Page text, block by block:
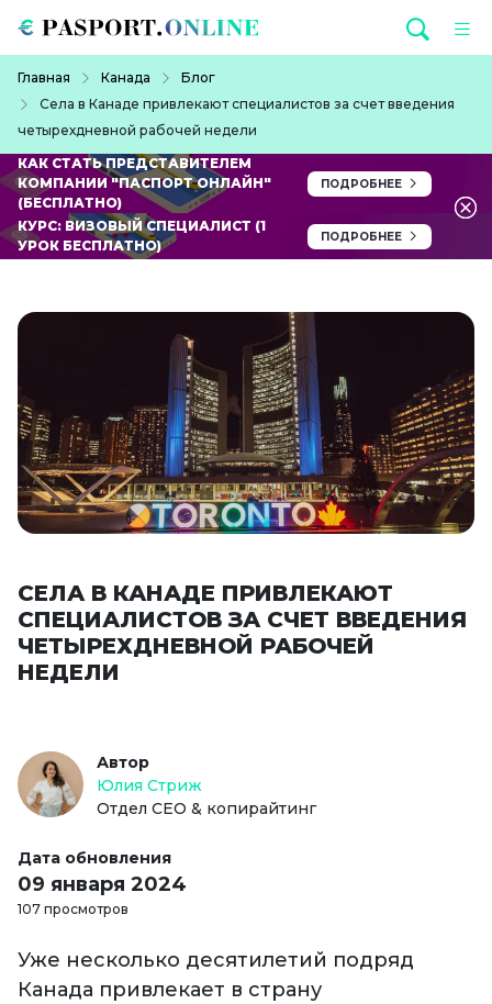
Главная Канада
Блог
Села в Канаде привлекают специалистов за счет введения
четырехдневной рабочей недели
КАК СТАТЬ ПРЕДСТАВИТЕЛЕМ
КОМПАНИИ "ПАСПОРТ ОНЛАЙН"
(БЕСПЛАТНО)
ПОДРОБНЕЕ
КУРС: ВИЗОВЫЙ СПЕЦИАЛИСТ (1
УРОК БЕСПЛАТНО)
ПОДРОБНЕЕ
СЕЛА В КАНАДЕ ПРИВЛЕКАЮТ
СПЕЦИАЛИСТОВ ЗА СЧЕТ ВВЕДЕНИЯ
ЧЕТЫРЕХДНЕВНОЙ РАБОЧЕЙ
НЕДЕЛИ
Автор
Юлия Стриж
Отдел СЕО & копирайтинг
Дата обновления
09 января 2024
107 просмотров
Уже несколько десятилетий подряд
Канада привлекает в страну